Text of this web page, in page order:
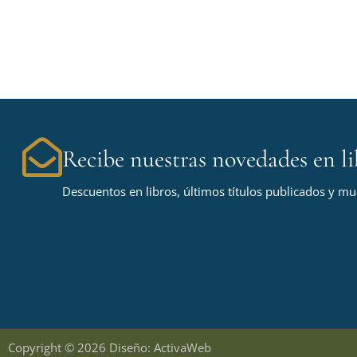
Recibe nuestras novedades en
Descuentos en libros, últimos títulos publicados y
Copyright © 2026 Diseño: ActivaWeb